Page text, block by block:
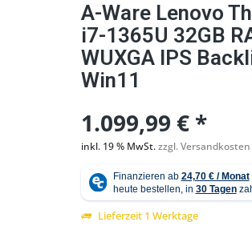
Abbildung ähnlich
A-Ware Lenovo
i7-1365U 32GB
WUXGA IPS
Win11
1.099,99 € *
inkl. 19 % MwSt.zzgl. Versandkosten
Lieferzeit 1 Werktage